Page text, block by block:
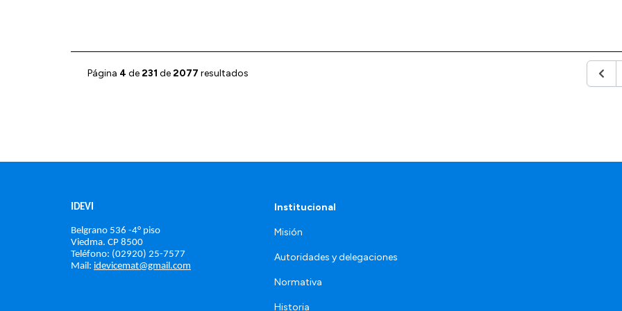
Página 4 de231 de2077 resultados
IDEVI
Belgrano 536 -4° piso
Viedma. CP 8500
Teléfono: (02920) 25-7577
Mail: idevicemat@gmail.com
Institucional
Misión
Autoridades y delegaciones
Normativa
Historia